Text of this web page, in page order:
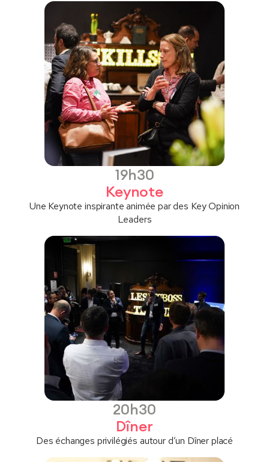
19h30
Keynote
Une Keynote inspirante animée par des Key Opinion
Leaders
20h30
Dîner
Des échanges privilégiés autour d’un Dîner placé